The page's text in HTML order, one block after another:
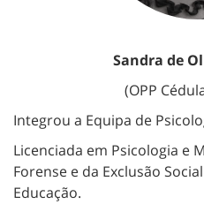
Sandra de
(OPP
Integrou a Equipa de
Licenciada em Psicologia e
Forense e da Exclusão
Educação.